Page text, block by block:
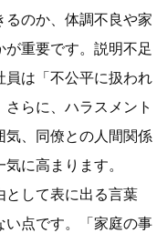
るのか、体調不良や家
重要です。説明不足
員は「不公平に扱われ
らに、ハラスメント
気、同僚との人間関係
に高まります。
として表に出る言葉
い点です。「家庭の事